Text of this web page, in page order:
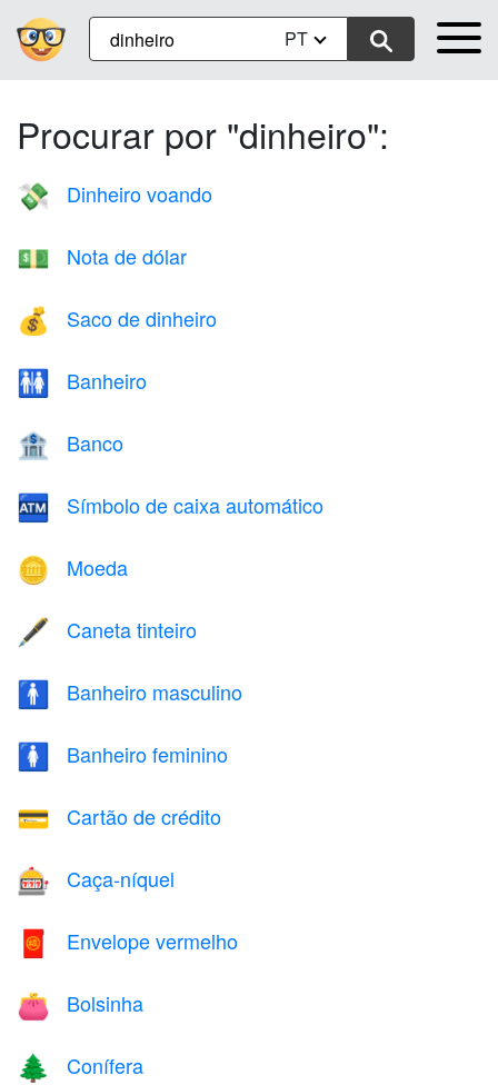
PT
Procurar por "dinheiro":
💸 Dinheiro voando
💵 Nota de dólar
💰 Saco de dinheiro
🚻 Banheiro
🏦 Banco
🏧 Símbolo de caixa automático
🪙 Moeda
🖋️ Caneta tinteiro
🚹 Banheiro masculino
🚺 Banheiro feminino
💳 Cartão de crédito
🎰 Caça-níquel
🧧 Envelope vermelho
👛 Bolsinha
🌲 Conífera